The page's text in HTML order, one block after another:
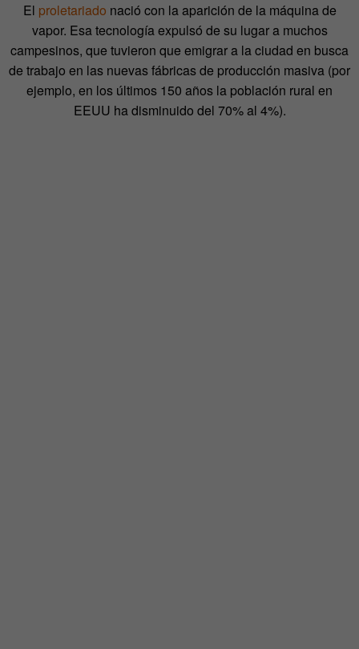
El proletariado nació con la aparición de la máquina de
vapor. Esa tecnología expulsó de su lugar a muchos
campesinos, que tuvieron que emigrar a la ciudad en busca
de trabajo en las nuevas fábricas de producción masiva (por
ejemplo, en los últimos 150 años la población rural en
EEUU ha disminuido del 70% al 4%).